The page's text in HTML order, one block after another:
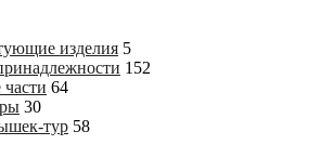
изделия 5
152
64
30
тур 58